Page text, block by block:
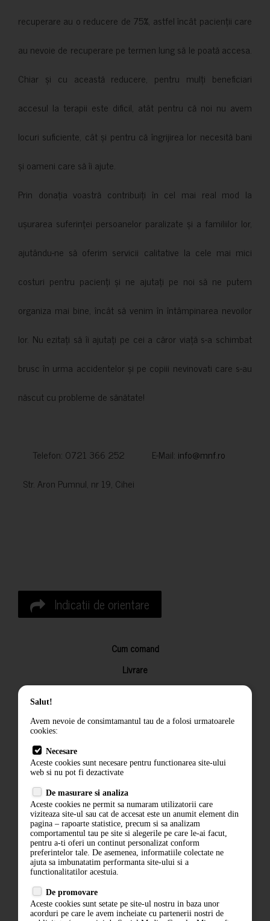
recuperare au o reducere de 75%, astfel încât pacienții care
au nevoie de recuperare pe termen lung să le poată accesa.
Chiar și cu această reducere, pentru mulți beneficiari
accesul la terapii este dificil, atât pentru că noi nu avem
locuri suficiente, cât și pentru că îngrijirea lor necesită bani
și oameni care să îi ajute.
Prin donația voastră contribuiți în cel mai real mod la
ușurarea suferinței persoanelor paralizate și a familiilor lor,
ajutându-ne să oferim servicii calitative la cele mai mici
costuri pentru pacienți și ne ajutați pe noi să ne putem
organiza mai bine, încât să venim în întâmpinarea nevoilor
lor. Nu ezitați să îi ajutați pe cei a căror viață s-a schimbat
brusc în urma accidentelor și pe copiii nevinovati care s-au
născut cu probleme de sănătate!
Telefon: 0721 366 252 E-Mail: info@mnf.ro
Str. Aron Pumnul, nr 19, Cihei
Indicatii de orientare
Cum comand
Livrare
Returnarea produselor
Termeni si conditii
Politica de confidentialitate
ANPC
ABONARE LA NEWSLETTER
Salut!
Avem nevoie de consimtamantul tau de a folosi urmatoarele
cookies:
Necesare
Aceste cookies sunt necesare pentru functionarea site-ului
web si nu pot fi dezactivate
De masurare si analiza
Aceste cookies ne permit sa numaram utilizatorii care
viziteaza site-ul sau cat de accesat este un anumit element din
pagina – rapoarte statistice, precum si sa analizam
comportamentul tau pe site si alegerile pe care le-ai facut,
pentru a-ti oferi un continut personalizat conform
preferintelor tale. De asemenea, informatiile colectate ne
ajuta sa imbunatatim performanta site-ului si a
functionalitatilor acestuia.
De promovare
Aceste cookies sunt setate pe site-ul nostru in baza unor
acorduri pe care le avem incheiate cu partenerii nostri de